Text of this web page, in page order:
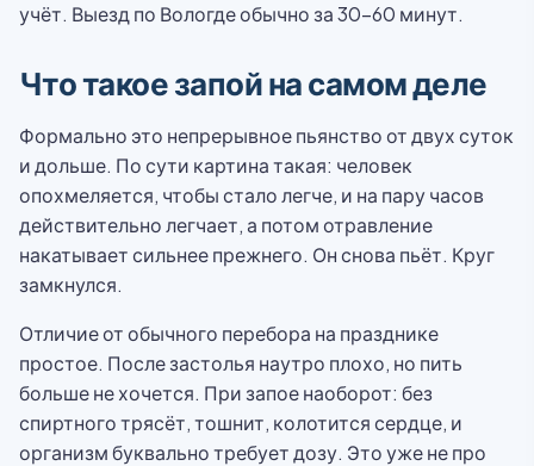
учёт. Выезд по Вологде обычно за 30-60 минут.
Что такое запой на самом деле
Формально это непрерывное пьянство от двух суток
и дольше. По сути картина такая: человек
опохмеляется, чтобы стало легче, и на пару часов
действительно легчает, а потом отравление
накатывает сильнее прежнего. Он снова пьёт. Круг
замкнулся.
Отличие от обычного перебора на празднике
простое. После застолья наутро плохо, но пить
больше не хочется. При запое наоборот: без
спиртного трясёт, тошнит, колотится сердце, и
организм буквально требует дозу. Это уже не про